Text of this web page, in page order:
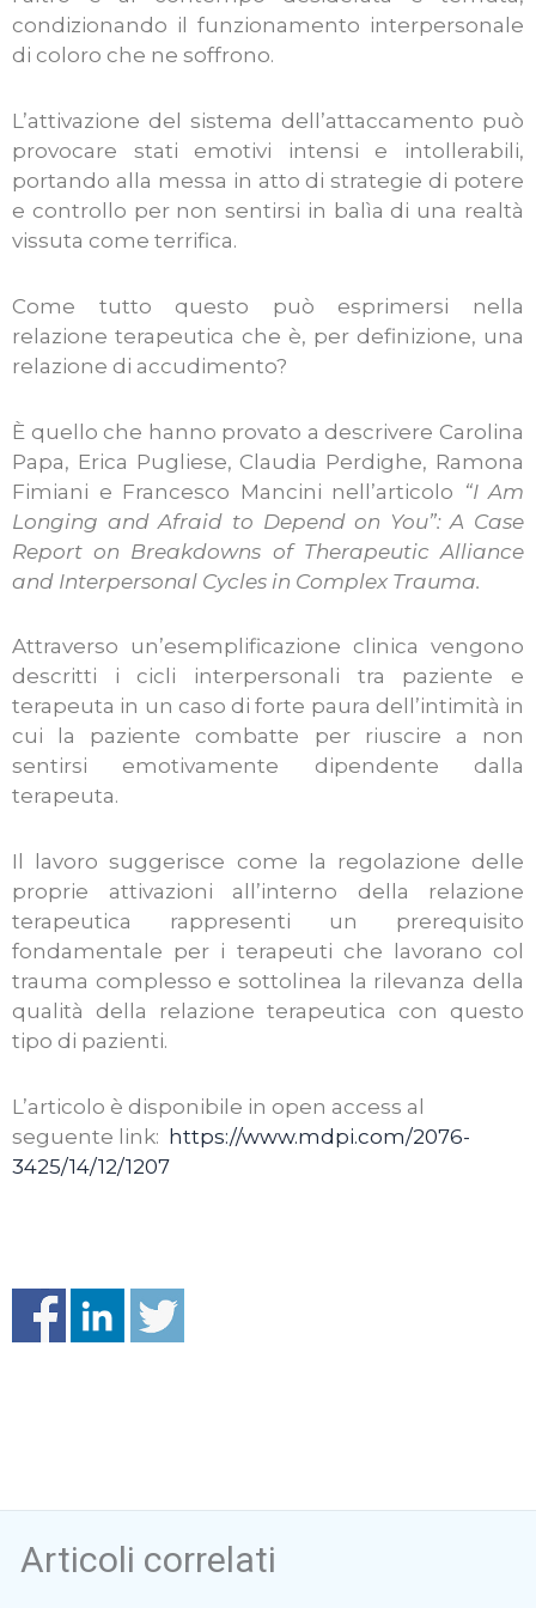
condizionando il funzionamento interpersonale
di coloro che ne soffrono.
L’attivazione del sistema dell’attaccamento può
provocare stati emotivi intensi e intollerabili,
portando alla messa in atto di strategie di potere
e controllo per non sentirsi in balìa di una realtà
vissuta come terrifica.
Come tutto questo può esprimersi nella
relazione terapeutica che è, per definizione, una
relazione di accudimento?
È quello che hanno provato a descrivere Carolina
Papa, Erica Pugliese, Claudia Perdighe, Ramona
Fimiani e Francesco Mancini nell’articolo “I Am
Longing and Afraid to Depend on You”: A Case
Report on Breakdowns of Therapeutic Alliance
and Interpersonal Cycles in Complex Trauma.
Attraverso un’esemplificazione clinica vengono
descritti i cicli interpersonali tra paziente e
terapeuta in un caso di forte paura dell’intimità in
cui la paziente combatte per riuscire a non
sentirsi emotivamente dipendente dalla
terapeuta.
Il lavoro suggerisce come la regolazione delle
proprie attivazioni all’interno della relazione
terapeutica rappresenti un prerequisito
fondamentale per i terapeuti che lavorano col
trauma complesso e sottolinea la rilevanza della
qualità della relazione terapeutica con questo
tipo di pazienti.
L’articolo è disponibile in open access al
seguente link: https://www.mdpi.com/2076-
3425/14/12/1207
Articoli correlati